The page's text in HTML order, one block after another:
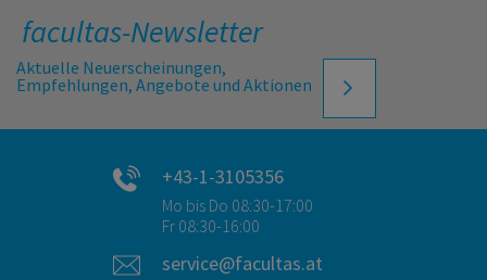
facultas-Newsletter
Aktuelle Neuerscheinungen,
Empfehlungen, Angebote und Aktionen
+43-1-3105356
Mo bis Do 08:30-17:00
Fr 08:30-16:00
service@facultas.at